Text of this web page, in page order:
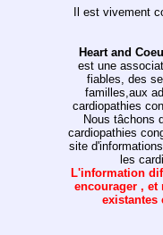
Il est vivement
Heart and
est une
fiables, des
familles,aux
cardiopathies
Nous tâchons
cardiopathies
site
les
L'information
encourager , et
existantes